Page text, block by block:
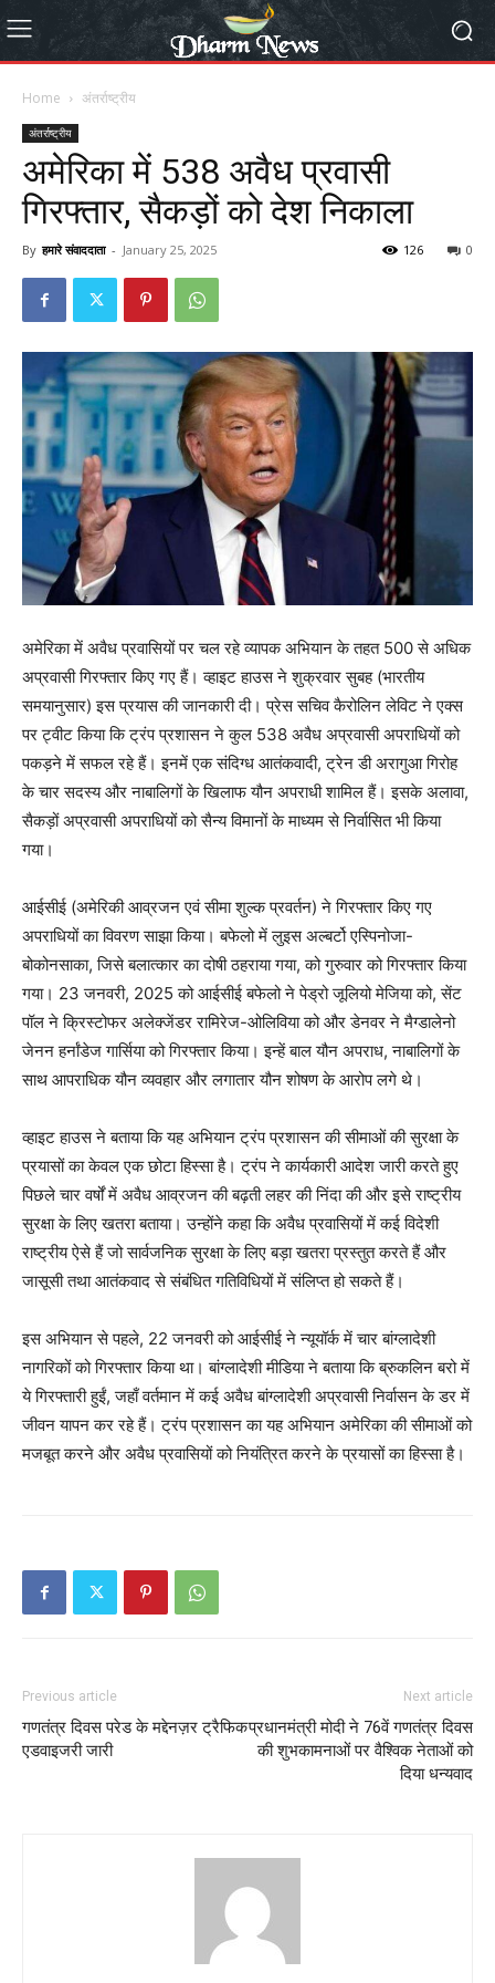
Home अंतर्राष्ट्रीय
अंतर्राष्ट्रीय
अमेरिका में 538 अवैध प्रवासी
गिरफ्तार, सैकड़ों को देश निकाला
By हमारे संवाददाता - January 25, 2025 0
126
अमेरिका में अवैध प्रवासियों पर चल रहे व्यापक अभियान के तहत 500 से अधिक
अप्रवासी गिरफ्तार किए गए हैं। व्हाइट हाउस ने शुक्रवार सुबह (भारतीय
समयानुसार) इस प्रयास की जानकारी दी। प्रेस सचिव कैरोलिन लेविट ने एक्स
पर ट्वीट किया कि ट्रंप प्रशासन ने कुल 538 अवैध अप्रवासी अपराधियों को
पकड़ने में सफल रहे हैं। इनमें एक संदिग्ध आतंकवादी, ट्रेन डी अरागुआ गिरोह
के चार सदस्य और नाबालिगों के खिलाफ यौन अपराधी शामिल हैं। इसके अलावा,
सैकड़ों अप्रवासी अपराधियों को सैन्य विमानों के माध्यम से निर्वासित भी किया
गया।
आईसीई (अमेरिकी आव्रजन एवं सीमा शुल्क प्रवर्तन) ने गिरफ्तार किए गए
अपराधियों का विवरण साझा किया। बफेलो में लुइस अल्बर्टो एस्पिनोजा-
बोकोनसाका, जिसे बलात्कार का दोषी ठहराया गया, को गुरुवार को गिरफ्तार किया
गया। 23 जनवरी, 2025 को आईसीई बफेलो ने पेड्रो जूलियो मेजिया को, सेंट
पॉल ने क्रिस्टोफर अलेक्जेंडर रामिरेज-ओलिविया को और डेनवर ने मैग्डालेनो
जेनन हर्नांडेज गार्सिया को गिरफ्तार किया। इन्हें बाल यौन अपराध, नाबालिगों के
साथ आपराधिक यौन व्यवहार और लगातार यौन शोषण के आरोप लगे थे।
व्हाइट हाउस ने बताया कि यह अभियान ट्रंप प्रशासन की सीमाओं की सुरक्षा के
प्रयासों का केवल एक छोटा हिस्सा है। ट्रंप ने कार्यकारी आदेश जारी करते हुए
पिछले चार वर्षों में अवैध आव्रजन की बढ़ती लहर की निंदा की और इसे राष्ट्रीय
सुरक्षा के लिए खतरा बताया। उन्होंने कहा कि अवैध प्रवासियों में कई विदेशी
राष्ट्रीय ऐसे हैं जो सार्वजनिक सुरक्षा के लिए बड़ा खतरा प्रस्तुत करते हैं और
जासूसी तथा आतंकवाद से संबंधित गतिविधियों में संलिप्त हो सकते हैं।
इस अभियान से पहले, 22 जनवरी को आईसीई ने न्यूयॉर्क में चार बांग्लादेशी
नागरिकों को गिरफ्तार किया था। बांग्लादेशी मीडिया ने बताया कि ब्रुकलिन बरो में
ये गिरफ्तारी हुईं, जहाँ वर्तमान में कई अवैध बांग्लादेशी अप्रवासी निर्वासन के डर में
जीवन यापन कर रहे हैं। ट्रंप प्रशासन का यह अभियान अमेरिका की सीमाओं को
मजबूत करने और अवैध प्रवासियों को नियंत्रित करने के प्रयासों का हिस्सा है।
Previous article
गणतंत्र दिवस परेड के मद्देनज़र ट्रैफिक
एडवाइजरी जारी
Next article
प्रधानमंत्री मोदी ने 76वें गणतंत्र दिवस
की शुभकामनाओं पर वैश्विक नेताओं को
दिया धन्यवाद